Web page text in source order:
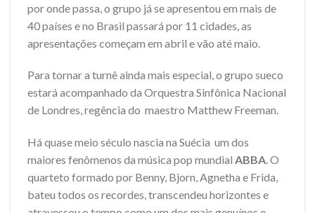
por onde passa, o grupo já se apresentou em mais de
40 países e no Brasil passará por 11 cidades, as
apresentações começam em abril e vão até maio.
Para tornar a turnê ainda mais especial, o grupo sueco
estará acompanhado da Orquestra Sinfônica Nacional
de Londres, regência do maestro Matthew Freeman.
Há quase meio século nascia na Suécia um dos
maiores fenômenos da música pop mundial ABBA. O
quarteto formado por Benny, Bjorn, Agnetha e Frida,
bateu todos os recordes, transcendeu horizontes e